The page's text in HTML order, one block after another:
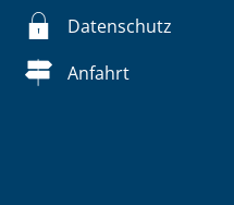
Datenschutz
Anfahrt